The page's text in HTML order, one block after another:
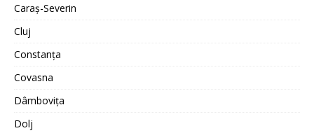
Caraș-Severin
Cluj
Constanța
Covasna
Dâmbovița
Dolj